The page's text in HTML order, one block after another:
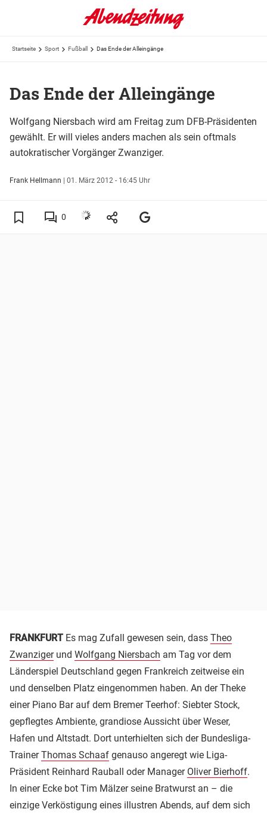
Startseite Sport Fußball Das Ende der Alleingänge
Das Ende der Alleingänge
Wolfgang Niersbach wird am Freitag zum DFB-Präsidenten
gewählt. Er will vieles anders machen als sein oftmals
autokratischer Vorgänger Zwanziger.
Frank Hellmann | 01. März 2012 - 16:45 Uhr
0
FRANKFURT Es mag Zufall gewesen sein, dass Theo
Zwanzigerund Wolfgang Niersbach am Tag vor dem
Länderspiel Deutschland gegen Frankreich zeitweise ein
und denselben Platz eingenommen haben. An der Theke
einer Piano Bar auf dem Bremer Teerhof: Siebter Stock,
gepflegtes Ambiente, grandiose Aussicht über Weser,
Hafen und Altstadt. Dort unterhielten sich der Bundesliga-
TrainerThomas Schaaf genauso angeregt wie Liga-
Präsident Reinhard Rauball oder Manager Oliver Bierhoff.
In einer Ecke bot Tim Mälzer seine Bratwurst an – die
einzige Verköstigung eines illustren Abends, auf dem sich